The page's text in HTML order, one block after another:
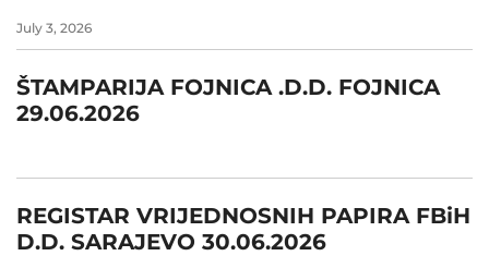
July 3, 2026
ŠTAMPARIJA FOJNICA .D.D. FOJNICA
29.06.2026
REGISTAR VRIJEDNOSNIH PAPIRA FBiH
D.D. SARAJEVO 30.06.2026